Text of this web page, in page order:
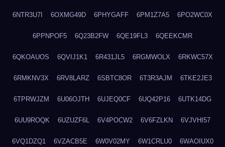
6NTR3U7I 6OXMG49D 6PHYGAFF 6PM1Z7A5 6PO2WC0X
6PPNPOF5 6Q23B2FW 6QE19FL3 6QEEKCMR
6QKOAUOS 6QVIJ1K1 6R431JL5 6RGMWOLX 6RKWC57X
6RMKNV3X 6RV8LARZ 6SBTC8OR 6T3R3AJM 6TKE2JE3
6TPRWJZM 6U06OJTH 6UJEQ0CF 6UQ42P16 6UTK14DG
6UU9ROQK 6UZUZF6L 6V4POCW2 6V6FZLKN 6VJVHI57
6VQ1DZQ1 6VZACB5E 6W0V02MY 6W1CRLU0 6WAOIUX0